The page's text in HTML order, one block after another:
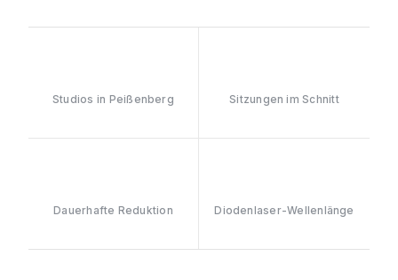
Studios in Peißenberg Sitzungen im Schnitt
Dauerhafte Reduktion Diodenlaser-Wellenlänge